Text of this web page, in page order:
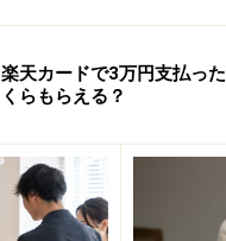
楽天カードで3万円支払っ
くらもらえる？